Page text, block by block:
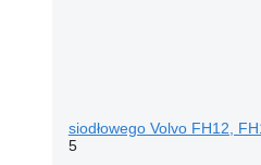
siodłowego Volvo FH12,
5